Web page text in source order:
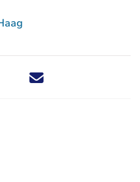
Deel dit nieuwsbericht via X -
Deel dit nieuwsbericht via
Deel dit nieuwsbericht
Deel dit